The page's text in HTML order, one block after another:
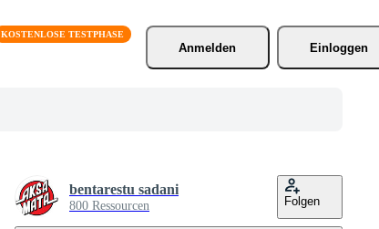
Anmelden
Einloggen
bentarestu sadani
800 Ressourcen Folgen